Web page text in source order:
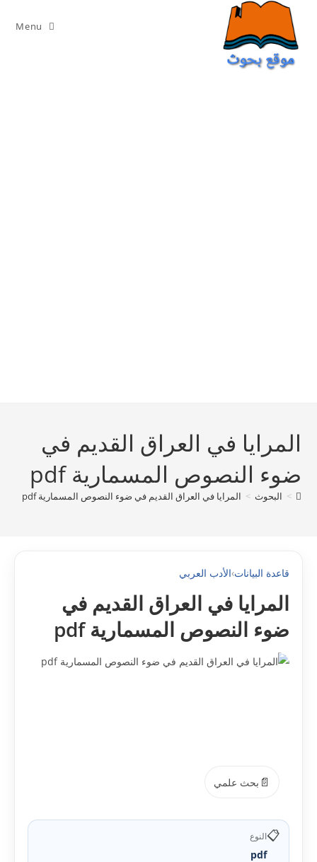
content
Menu
المرايا في العراق القديم في
ضوء النصوص المسمارية pdf
> البحوث > المرايا في العراق القديم في ضوء النصوص المسمارية pdf
قاعدة البيانات›الأدب العربي
المرايا في العراق القديم في
ضوء النصوص المسمارية pdf
📄 بحث علمي
📋النوع
pdf